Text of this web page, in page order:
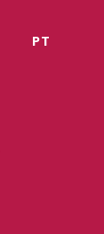
PT